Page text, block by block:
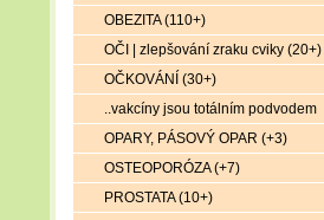
OBEZITA (110+)
OČI | zlepšování zraku cviky (20+)
OČKOVÁNÍ (30+)
..vakcíny jsou totálním podvodem
OPARY, PÁSOVÝ OPAR (+3)
OSTEOPORÓZA (+7)
PROSTATA (10+)